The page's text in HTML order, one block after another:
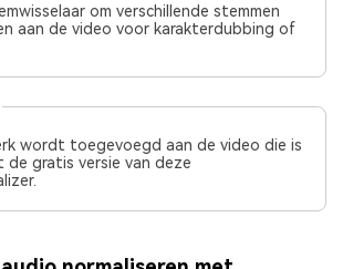
om verschillende stemmen
aan de video voor karakterdubbing of
wordt toegevoegd aan de video die is
de gratis versie van deze